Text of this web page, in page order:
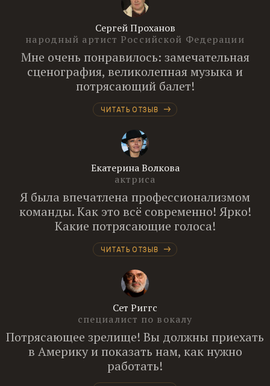
Сергей Проханов
народный артист Российской Федерации
Мне очень понравилось: замечательная
сценография, великолепная музыка и
потрясающий балет!
ЧИТАТЬ ОТЗЫВ
Екатерина Волкова
актриса
Я была впечатлена профессионализмом
команды. Как это всё современно! Ярко!
Какие потрясающие голоса!
ЧИТАТЬ ОТЗЫВ
Сет Риггс
специалист по вокалу
Потрясающее зрелище! Вы должны приехать
в Америку и показать нам, как нужно
работать!